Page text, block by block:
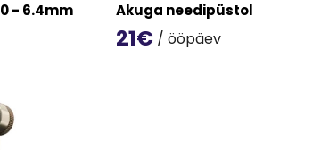
- 6.4mm Akuga needipüstol
21€ / ööpäev